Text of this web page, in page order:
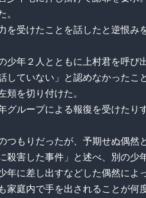
。
を受けたことを話したと逆恨み
少年２人とともに上村君を呼び
していない」と認めなかったこ
頬を切り付けた。
グループによる報復を受けたり
つもりだったが、予期せぬ偶然
殺害した事件」と述べ、別の少
年に差し出すなどした偶然によ
家庭内で手を出されることが何